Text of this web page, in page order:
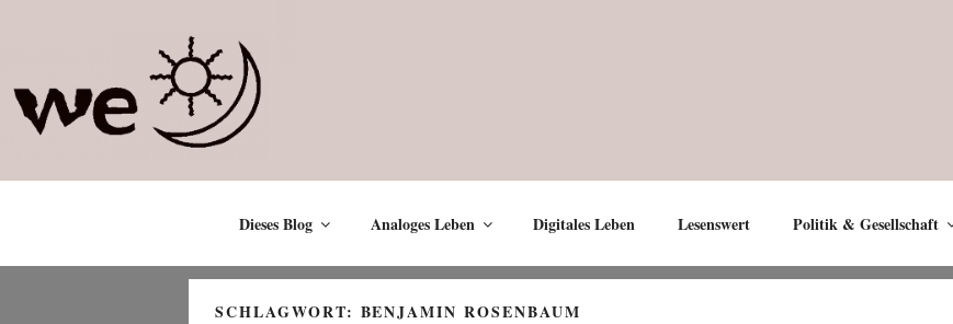
Dieses Blog Analoges Leben Digitales Leben Lesenswert Politik & Gesellschaft
SCHLAGWORT: BENJAMIN ROSENBAUM